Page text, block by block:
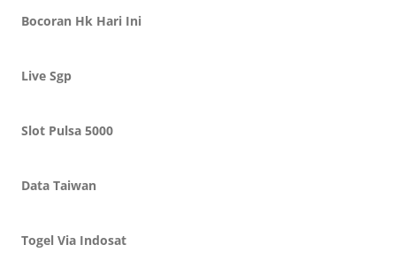
Bocoran Hk Hari Ini
Live Sgp
Slot Pulsa 5000
Data Taiwan
Togel Via Indosat